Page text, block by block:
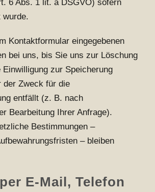
6 Abs. 1 lit. a DSGVO) sofern
wurde.
Kontaktformular eingegebenen
bei uns, bis Sie uns zur Löschung
zur Speicherung
der Zweck für die
entfällt (z. B. nach
Bearbeitung Ihrer Anfrage).
Bestimmungen –
– bleiben
E-Mail, Telefon